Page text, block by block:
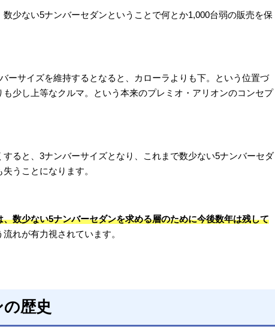
少ない5ナンバーセダンということで何とか1,000台弱の販売を保
ーサイズを維持するとなると、カローラよりも下。という位置づ
少し上等なクルマ。という本来のプレミオ・アリオンのコンセプ
ると、3ナンバーサイズとなり、これまで数少ない5ナンバーセダ
うことになります。
数少ない5ナンバーセダンを求める層のために今後数年は残して
流れが有力視されています。
歴史